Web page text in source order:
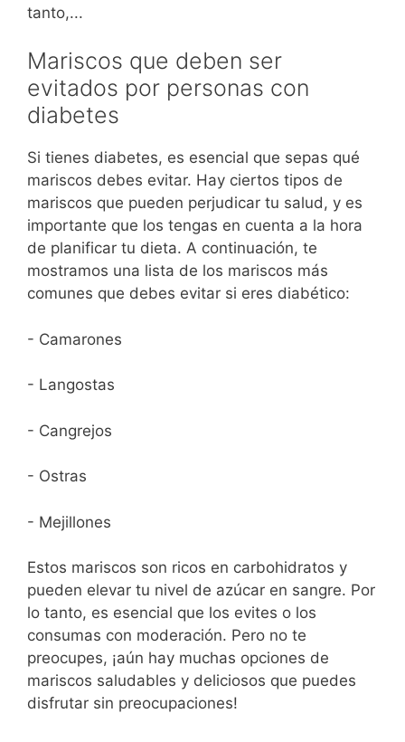
tanto,...
Mariscos que deben ser
evitados por personas con
diabetes
Si tienes diabetes, es esencial que sepas qué
mariscos debes evitar. Hay ciertos tipos de
mariscos que pueden perjudicar tu salud, y es
importante que los tengas en cuenta a la hora
de planificar tu dieta. A continuación, te
mostramos una lista de los mariscos más
comunes que debes evitar si eres diabético:
- Camarones
- Langostas
- Cangrejos
- Ostras
- Mejillones
Estos mariscos son ricos en carbohidratos y
pueden elevar tu nivel de azúcar en sangre. Por
lo tanto, es esencial que los evites o los
consumas con moderación. Pero no te
preocupes, ¡aún hay muchas opciones de
mariscos saludables y deliciosos que puedes
disfrutar sin preocupaciones!